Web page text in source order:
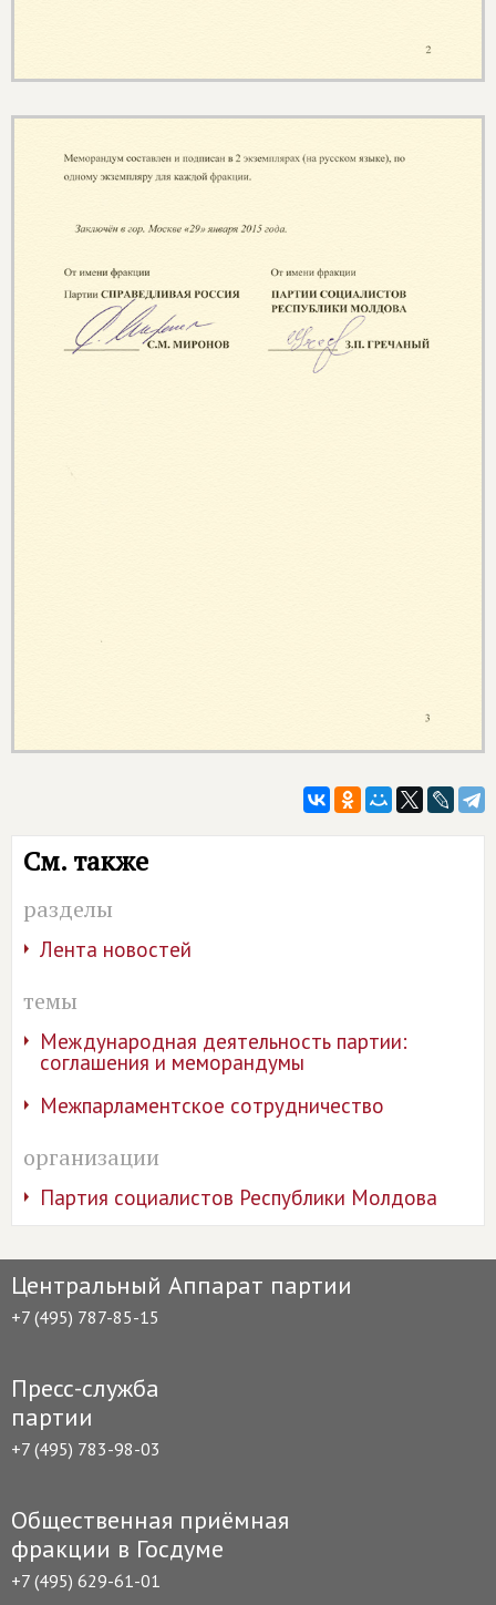
См. также
разделы
Лента новостей
темы
Международная деятельность партии:
соглашения и меморандумы
Межпарламентское сотрудничество
организации
Партия социалистов Республики Молдова
Центральный Аппарат партии
+7 (495) 787-85-15
Пресс-служба
партии
+7 (495) 783-98-03
Общественная приёмная
фракции в Госдуме
+7 (495) 629-61-01